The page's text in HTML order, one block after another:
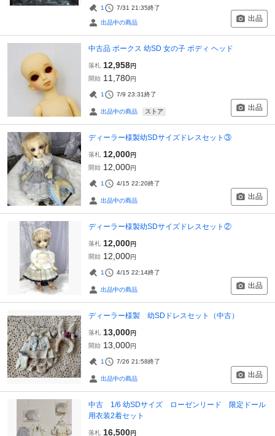
1 7/31 21:35終了
出品中の商品 出品
中古品 ボークス 幼SD 女の子 ボディ ヘッド
落札 12,958円
開始 11,780円
1 7/9 23:31終了
出品中の商品 ストア 出品
ディーラー様製幼SDサイズドレスセット③
落札 12,000円
開始 12,000円
1 4/15 22:20終了
出品中の商品 出品
ディーラー様製幼SDサイズドレスセット②
落札 12,000円
開始 12,000円
1 4/15 22:14終了
出品中の商品 出品
ディーラー様製 幼SDドレスセット（中古）
落札 13,000円
開始 13,000円
1 7/26 21:58終了
出品中の商品 出品
中古 1/6 幼SDサイズ ローゼンリード 限定ドール
用衣装2着セット
落札 16,500円